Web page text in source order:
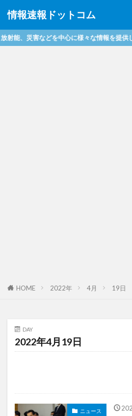
情報速報ドットコム
災害などを中心に様々な情報を提供して
HOME 2022年 4月 19日
DAY
2022年4月19日
ニュース